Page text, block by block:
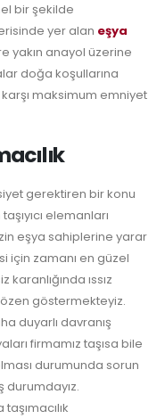
bir şekilde
yer alan eşya
yakın anayol üzerine
doğa koşullarına
karşı maksimum emniyet
gerektiren bir konu
elemanları
eşya sahiplerine yarar
zamanı en güzel
ıssız
göstermekteyiz.
duyarlı davranış
firmamız taşısa bile
durumunda sorun
durumdayız.
taşımacılık